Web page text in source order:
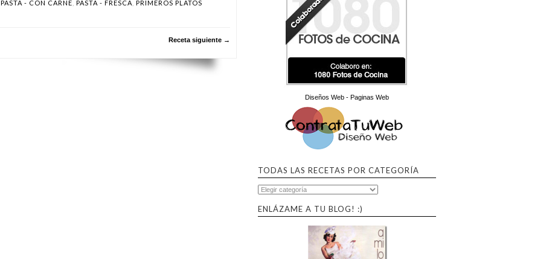
,PASTA - CON CARNE ,PASTA - FRESCA ,PRIMEROS PLATOS
Receta siguiente →
Diseños Web - Paginas Web
TODAS LAS RECETAS POR CATEGORÍA
ENLÁZAME A TU BLOG! :)